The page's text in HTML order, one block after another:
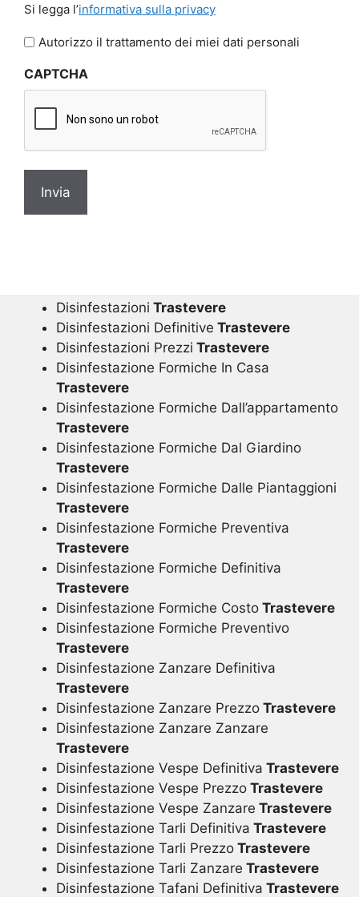
legga
l'informativa
privacy
Si legga l’informativa sulla privacy
Autorizzo il trattamento dei miei dati personali
CAPTCHA
Disinfestazioni Trastevere
Disinfestazioni Definitive Trastevere
Disinfestazioni Prezzi Trastevere
Disinfestazione Formiche In Casa
Trastevere
Disinfestazione Formiche Dall’appartamento
Trastevere
Disinfestazione Formiche Dal Giardino
Trastevere
Disinfestazione Formiche Dalle Piantaggioni
Trastevere
Disinfestazione Formiche Preventiva
Trastevere
Disinfestazione Formiche Definitiva
Trastevere
Disinfestazione Formiche Costo Trastevere
Disinfestazione Formiche Preventivo
Trastevere
Disinfestazione Zanzare Definitiva
Trastevere
Disinfestazione Zanzare Prezzo Trastevere
Disinfestazione Zanzare Zanzare
Trastevere
Disinfestazione Vespe Definitiva Trastevere
Disinfestazione Vespe Prezzo Trastevere
Disinfestazione Vespe Zanzare Trastevere
Disinfestazione Tarli Definitiva Trastevere
Disinfestazione Tarli Prezzo Trastevere
Disinfestazione Tarli Zanzare Trastevere
Disinfestazione Tafani Definitiva Trastevere